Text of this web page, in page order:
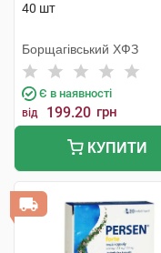
40 шт
Борщагівський ХФЗ
Є в наявності
від 199.20 грн
КУПИТИ